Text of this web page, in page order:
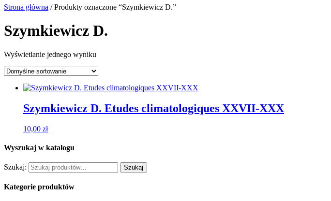
Strona główna / Produkty oznaczone “Szymkiewicz D.”
Szymkiewicz D.
Wyświetlanie jednego wyniku
Szymkiewicz D. Etudes climatologiques XXVII-XXX
10,00 zł
Wyszukaj w katalogu
Szukaj: Szukaj
Kategorie produktów